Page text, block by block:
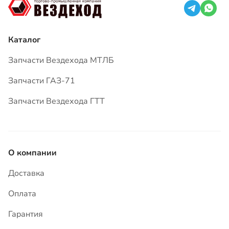
Запчасти Вездехода ГТТ
Вопросы и ответы
Статьи
Контакты